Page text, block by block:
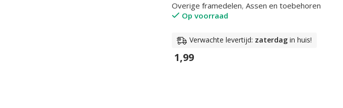
Overige framedelen, Assen en toebehoren
Op voorraad
Verwachte levertijd: zaterdag in huis!
1,99